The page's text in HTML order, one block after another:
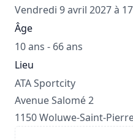
Vendredi 9 avril 2027 à
Âge
10 ans - 66 ans
Lieu
ATA Sportcity
Avenue Salomé 2
1150 Woluwe-Saint-